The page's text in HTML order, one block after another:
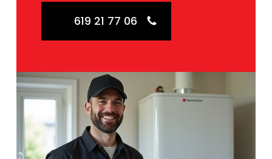
619 21 77 06